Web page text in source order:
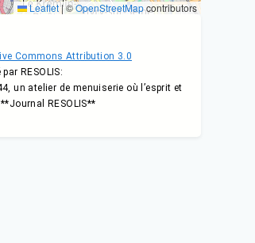
Leaflet|©OpenStreetMapcontributors
Commons Attribution 3.0
RESOLIS:
un atelier de menuiserie où l’esprit et
RESOLIS**